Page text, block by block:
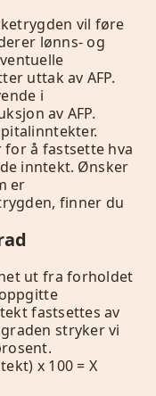
vil føre
lønns- og
uttak av AFP.
i
av AFP.
å fastsette hva
inntekt. Ønsker
er
finner du
ut fra forholdet
fastsettes av
stryker vi
x 100 = X